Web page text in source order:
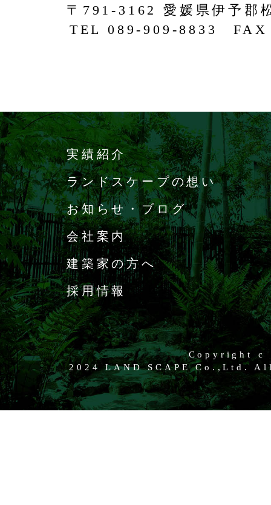
〒791-3162 愛媛県伊予郡
TEL 089-909-8833 FAX
実績紹介
ランドスケープの想い
お知らせ・ブログ
会社案内
建築家の方へ
採用情報
Copyright c
2024 LAND SCAPE Co.,Ltd.